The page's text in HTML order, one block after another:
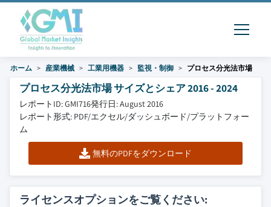
ホーム 産業機械 工業用機器 監視・制御 プロセス分光法市場
プロセス分光法市場 サイズとシェア 2016 - 2024
レポートID: GMI716発行日: August 2016
レポート形式: PDF/エクセル/ダッシュボード/プラットフォー
ム
無料のPDFをダウンロード
ライセンスオプションをご覧ください: